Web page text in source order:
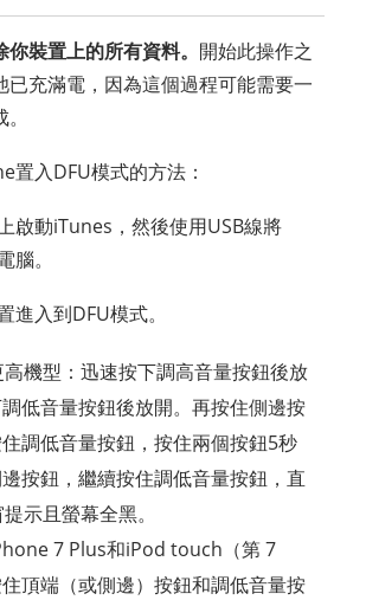
裝置上的所有資料。 開始此操作之
已充滿電，因為這個過程可能需要一
置入DFU模式的方法：
啟動iTunes，然後使用USB線將
。
進入到DFU模式。
機型：迅速按下調高音量按鈕後放
低音量按鈕後放開。再按住側邊按
調低音量按鈕，按住兩個按鈕5秒
按鈕，繼續按住調低音量按鈕，直
示且螢幕全黑。
7 Plus和iPod touch（第 7
頂端（或側邊）按鈕和調低音量按